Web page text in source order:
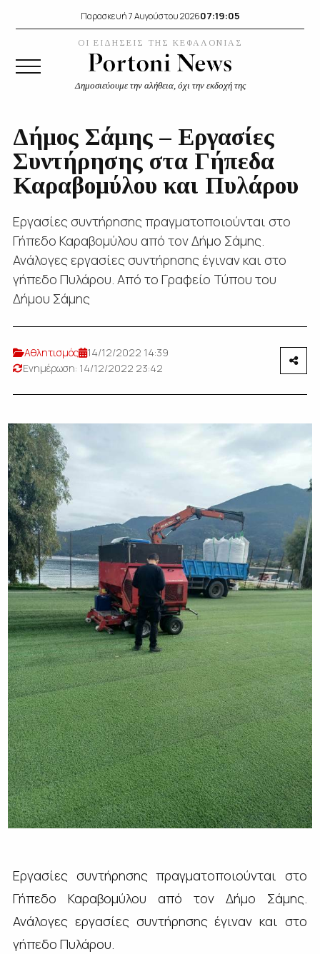
Παρασκευή 7 Αυγούστου 202607:19:07
ΟΙ ΕΙΔΗΣΕΙΣ ΤΗΣ ΚΕΦΑΛΟΝΙΑΣ
Δημοσιεύουμε την αλήθεια, όχι την εκδοχή της
Δήμος Σάμης – Εργασίες
Συντήρησης στα Γήπεδα
Καραβομύλου και Πυλάρου
Εργασίες συντήρησης πραγματοποιούνται στο
Γήπεδο Καραβομύλου από τον Δήμο Σάμης.
Ανάλογες εργασίες συντήρησης έγιναν και στο
γήπεδο Πυλάρου. Από το Γραφείο Τύπου του
Δήμου Σάμης
Αθλητισμός
14/12/2022 14:39
Ενημέρωση: 14/12/2022 23:42
Εργασίες συντήρησης πραγματοποιούνται στο
Γήπεδο Καραβομύλου από τον Δήμο Σάμης.
Ανάλογες εργασίες συντήρησης έγιναν και στο
γήπεδο Πυλάρου.